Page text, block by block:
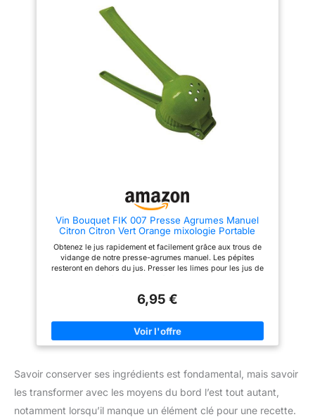
VAISSELLE – Grâce à sa
conception adaptée au lave-
vaisselle, notre presse-citron se
nettoie rapidement et facilement
pour une utilisation toujours
ACIER INOXYDABLE ET
ANTROUILLE – Notre presse-
citron vert est fabriqué en acier
spécifique garantit une finition
Vin Bouquet FIK 007 Presse Agrumes Manuel
Citron Citron Vert Orange mixologie Portable
Obtenez le jus rapidement et facilement grâce aux trous de
vidange de notre presse-agrumes manuel. Les pépites
resteront en dehors du jus. Presser les limes pour les jus de
pépites. Rangez la lime coupée en deux et appuyez sur la
à utiliser et propres. Dégustez le jus de lime en pressant une
fois. Article robuste et durable en vert, compact pour ranger
n'importe où.
6,95 €
Savoir conserver ses ingrédients est fondamental, mais savoir
les transformer avec les moyens du bord l’est tout autant,
notamment lorsqu’il manque un élément clé pour une recette.